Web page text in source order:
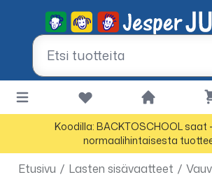
Koodilla: BACKTOSCHOOL saat
normaalihintaisesta
Etusivu / Lasten sisävaatteet /